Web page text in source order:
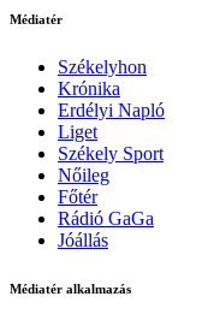
Médiatér
Székelyhon
Krónika
Erdélyi Napló
Liget
Székely Sport
Nőileg
Főtér
Rádió GaGa
Jóállás
Médiatér alkalmazás